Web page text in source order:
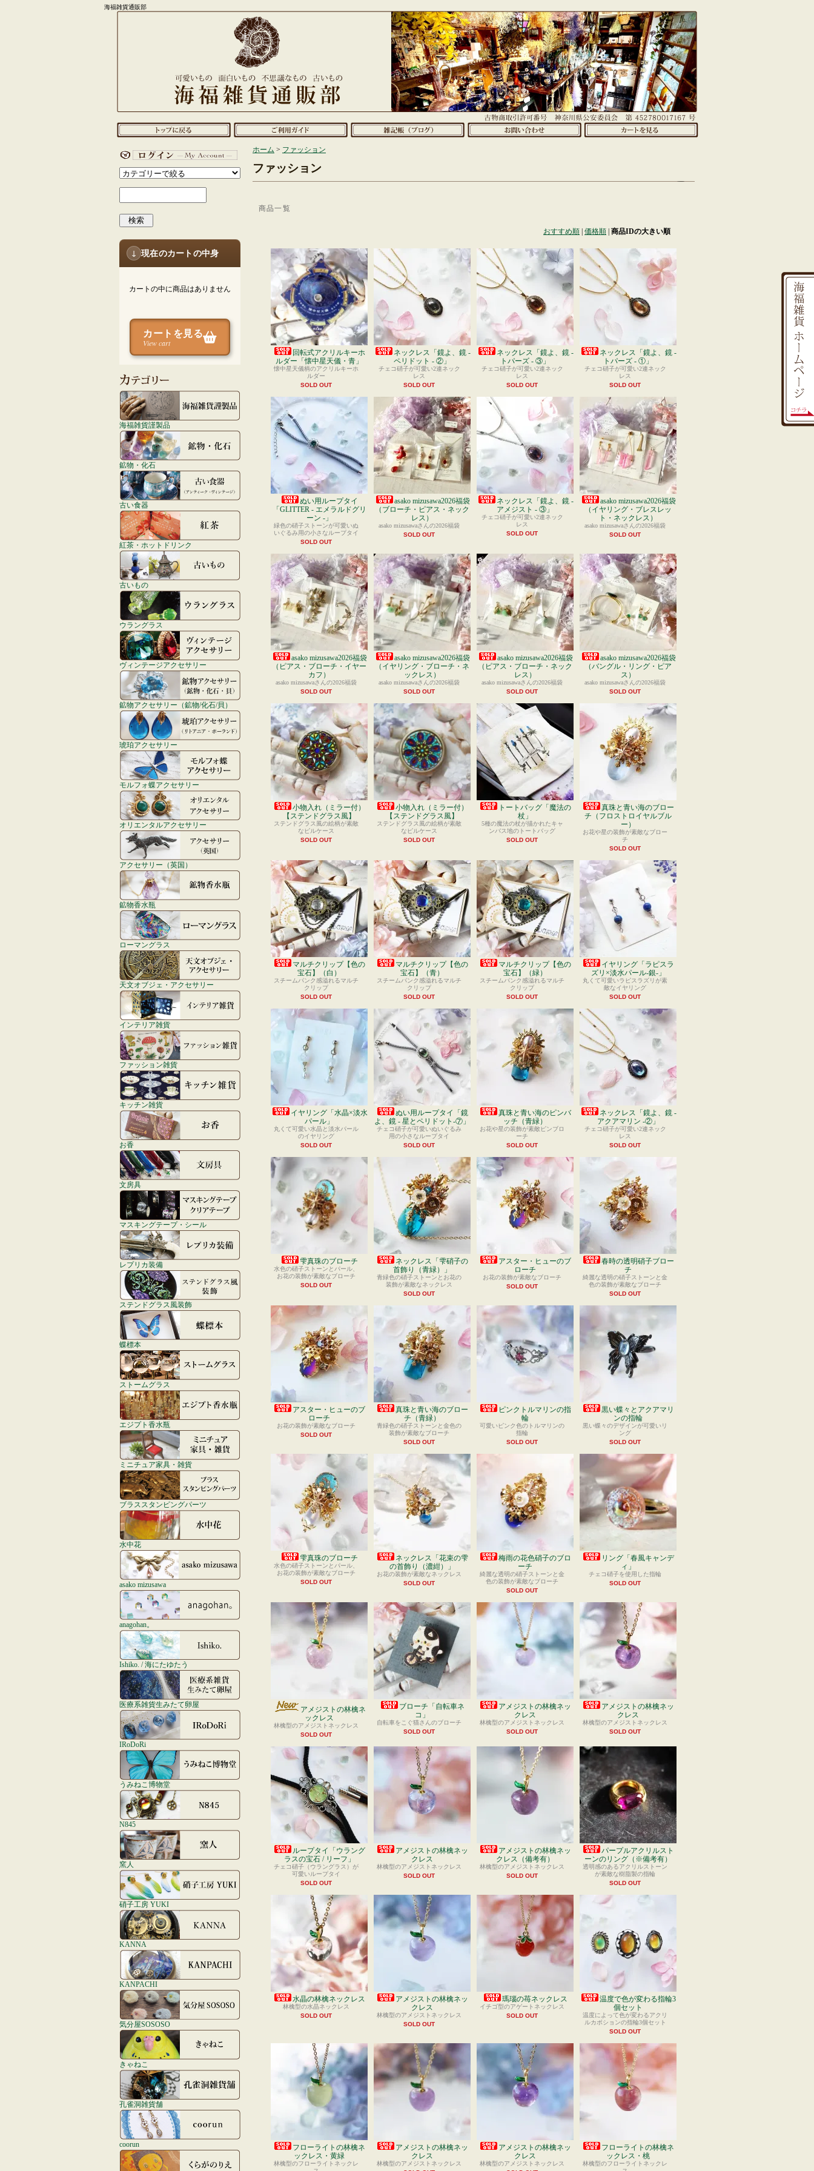
海福雑貨通販部
検索
↓ 現在のカートの中身
カートの中に商品はありません
カートを見る
View cart
海福雑貨謹製品
鉱物・化石
古い食器
紅茶・ホットドリンク
古いもの
ウラングラス
ヴィンテージアクセサリー
鉱物アクセサリー（鉱物/化石/貝）
琥珀アクセサリー
モルフォ蝶アクセサリー
オリエンタルアクセサリー
アクセサリー（英国）
鉱物香水瓶
ローマングラス
天文オブジェ・アクセサリー
インテリア雑貨
ファッション雑貨
キッチン雑貨
お香
文房具
マスキングテープ・シール
レプリカ装備
ステンドグラス風装飾
蝶標本
ストームグラス
エジプト香水瓶
ミニチュア家具・雑貨
ブラススタンピングパーツ
水中花
asako mizusawa
anagohan。
Ishiko. / 海にたゆたう
医療系雑貨生みたて卵屋
IRoDoRi
うみねこ博物堂
N845
窯人
硝子工房 YUKI
KANNA
KANPACHI
気分屋SOSOSO
きゃねこ
孔雀洞雑貨舗
coorun
ホーム > ファッション
ファッション
商品一覧
おすすめ順 価格順 商品IDの大きい順
回転式アクリルキーホ
ルダー「懐中星天儀・青」
懐中星天儀柄のアクリルキーホ
ルダー
SOLD OUT
ネックレス「鏡よ、鏡 -
ペリドット - ②」
チェコ硝子が可愛い2連ネック
レス
SOLD OUT
ネックレス「鏡よ、鏡 -
トパーズ - ③」
チェコ硝子が可愛い2連ネック
レス
SOLD OUT
ネックレス「鏡よ、鏡 -
トパーズ - ①」
チェコ硝子が可愛い2連ネック
レス
SOLD OUT
ぬい用ループタイ
「GLITTER - エメラルドグリ
ーン -」
緑色の硝子ストーンが可愛いぬ
いぐるみ用の小さなループタイ
SOLD OUT
asako mizusawa2026福袋
（ブローチ・ピアス・ネック
レス）
asako mizusawaさんの2026福袋
SOLD OUT
ネックレス「鏡よ、鏡 -
アメジスト - ③」
チェコ硝子が可愛い2連ネック
レス
SOLD OUT
asako mizusawa2026福袋
（イヤリング・ブレスレッ
ト・ネックレス）
asako mizusawaさんの2026福袋
SOLD OUT
asako mizusawa2026福袋
（ピアス・ブローチ・イヤー
カフ）
asako mizusawaさんの2026福袋
SOLD OUT
asako mizusawa2026福袋
（イヤリング・ブローチ・ネ
ックレス）
asako mizusawaさんの2026福袋
SOLD OUT
asako mizusawa2026福袋
（ピアス・ブローチ・ネック
レス）
asako mizusawaさんの2026福袋
SOLD OUT
asako mizusawa2026福袋
（バングル・リング・ピア
ス）
asako mizusawaさんの2026福袋
SOLD OUT
小物入れ（ミラー付）
【ステンドグラス風】
ステンドグラス風の絵柄が素敵
なピルケース
SOLD OUT
小物入れ（ミラー付）
【ステンドグラス風】
ステンドグラス風の絵柄が素敵
なピルケース
SOLD OUT
トートバッグ「魔法の
杖」
5種の魔法の杖が描かれたキャ
ンバス地のトートバッグ
SOLD OUT
真珠と青い海のブロー
チ（フロストロイヤルブル
ー）
お花や星の装飾が素敵なブロー
チ
SOLD OUT
マルチクリップ【色の
宝石】（白）
スチームパンク感溢れるマルチ
クリップ
SOLD OUT
マルチクリップ【色の
宝石】（青）
スチームパンク感溢れるマルチ
クリップ
SOLD OUT
マルチクリップ【色の
宝石】（緑）
スチームパンク感溢れるマルチ
クリップ
SOLD OUT
イヤリング「ラピスラ
ズリ×淡水パール-銀-」
丸くて可愛いラピスラズリが素
敵なイヤリング
SOLD OUT
イヤリング「水晶×淡水
パール」
丸くて可愛い水晶と淡水パール
のイヤリング
SOLD OUT
ぬい用ループタイ「鏡
よ、鏡 - 星とペリドット-⑦」
チェコ硝子が可愛いぬいぐるみ
用の小さなループタイ
SOLD OUT
真珠と青い海のピンバ
ッチ（青緑）
お花や星の装飾が素敵ピンブロ
ーチ
SOLD OUT
ネックレス「鏡よ、鏡 -
アクアマリン -②」
チェコ硝子が可愛い2連ネック
レス
SOLD OUT
雫真珠のブローチ
水色の硝子ストーンとパール、
お花の装飾が素敵なブローチ
SOLD OUT
ネックレス「雫硝子の
首飾り（青緑）」
青緑色の硝子ストーンとお花の
装飾が素敵なネックレス
SOLD OUT
アスター・ヒューのブ
ローチ
お花の装飾が素敵なブローチ
SOLD OUT
春時の透明硝子ブロー
チ
綺麗な透明の硝子ストーンと金
色の装飾が素敵なブローチ
SOLD OUT
アスター・ヒューのブ
ローチ
お花の装飾が素敵なブローチ
SOLD OUT
真珠と青い海のブロー
チ（青緑）
青緑色の硝子ストーンと金色の
装飾が素敵なブローチ
SOLD OUT
ピンクトルマリンの指
輪
可愛いピンク色のトルマリンの
指輪
SOLD OUT
黒い蝶々とアクアマリ
ンの指輪
黒い蝶々のデザインが可愛いリ
ング
SOLD OUT
雫真珠のブローチ
水色の硝子ストーンとパール、
お花の装飾が素敵なブローチ
SOLD OUT
ネックレス「花束の雫
の首飾り（濃紺）」
お花の装飾が素敵なネックレス
SOLD OUT
梅雨の花色硝子のブロ
ーチ
綺麗な透明の硝子ストーンと金
色の装飾が素敵なブローチ
SOLD OUT
リング「春風キャンデ
ィ」
チェコ硝子を使用した指輪
SOLD OUT
アメジストの林檎ネ
ックレス
林檎型のアメジストネックレス
SOLD OUT
ブローチ「自転車ネ
コ」
自転車をこぐ猫さんのブローチ
SOLD OUT
アメジストの林檎ネッ
クレス
林檎型のアメジストネックレス
SOLD OUT
アメジストの林檎ネッ
クレス
林檎型のアメジストネックレス
SOLD OUT
ループタイ「ウラング
ラスの宝石 / リーフ」
チェコ硝子（ウラングラス）が
可愛いループタイ
SOLD OUT
アメジストの林檎ネッ
クレス
林檎型のアメジストネックレス
SOLD OUT
アメジストの林檎ネッ
クレス（備考有）
林檎型のアメジストネックレス
SOLD OUT
パープルアクリルスト
ーンのリング（※備考有）
透明感のあるアクリルストーン
が素敵な樹脂製の指輪
SOLD OUT
水晶の林檎ネックレス
林檎型の水晶ネックレス
SOLD OUT
アメジストの林檎ネッ
クレス
林檎型のアメジストネックレス
SOLD OUT
瑪瑙の苺ネックレス
イチゴ型のアゲートネックレス
SOLD OUT
温度で色が変わる指輪3
個セット
温度によって色が変わるアクリ
ルカボションの指輪3個セット
SOLD OUT
フローライトの林檎ネ
ックレス・黄緑
林檎型のフローライトネックレ
アメジストの林檎ネッ
クレス
林檎型のアメジストネックレス
アメジストの林檎ネッ
クレス
林檎型のアメジストネックレス
フローライトの林檎ネ
ックレス・桃
林檎型のフローライトネックレ